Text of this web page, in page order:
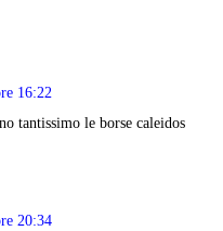
16:22
tantissimo le borse caleidos
20:34